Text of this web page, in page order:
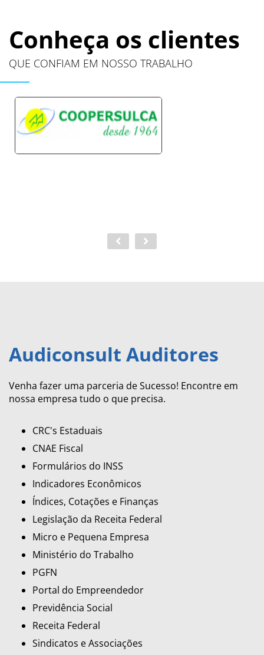
Conheça os clientes
QUE CONFIAM EM NOSSO TRABALHO
Audiconsult Auditores
Venha fazer uma parceria de Sucesso! Encontre em
nossa empresa tudo o que precisa.
CRC's Estaduais
CNAE Fiscal
Formulários do INSS
Indicadores Econômicos
Índices, Cotações e Finanças
Legislação da Receita Federal
Micro e Pequena Empresa
Ministério do Trabalho
PGFN
Portal do Empreendedor
Previdência Social
Receita Federal
Sindicatos e Associações